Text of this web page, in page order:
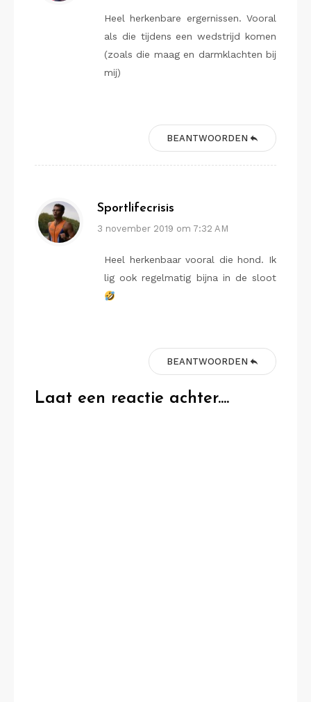
Heel herkenbare ergernissen. Vooral
als die tijdens een wedstrijd komen
(zoals die maag en darmklachten bij
mij)
BEANTWOORDEN
Sportlifecrisis
3 november 2019 om 7:32 AM
Heel herkenbaar vooral die hond. Ik
lig ook regelmatig bijna in de sloot
BEANTWOORDEN
Laat een reactie achter....